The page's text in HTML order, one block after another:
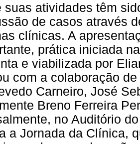
suas atividades têm
de casos através
clínicas. A
prática iniciada
e viabilizada por
com a colaboração
Carneiro, José
Breno Ferreira
no Auditório
a Jornada da Clínica,